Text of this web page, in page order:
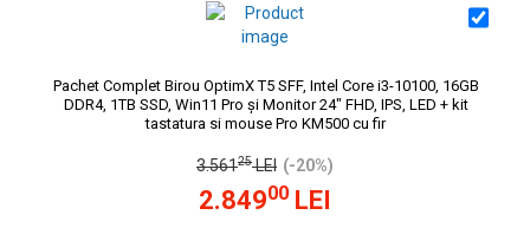
Pachet Complet Birou OptimX T5 SFF, Intel Core i3-10100, 16GB
DDR4, 1TB SSD, Win11 Pro și Monitor 24" FHD, IPS, LED + kit
tastatura si mouse Pro KM500 cu fir
3.56125LEI (-20%)
2.84900 LEI